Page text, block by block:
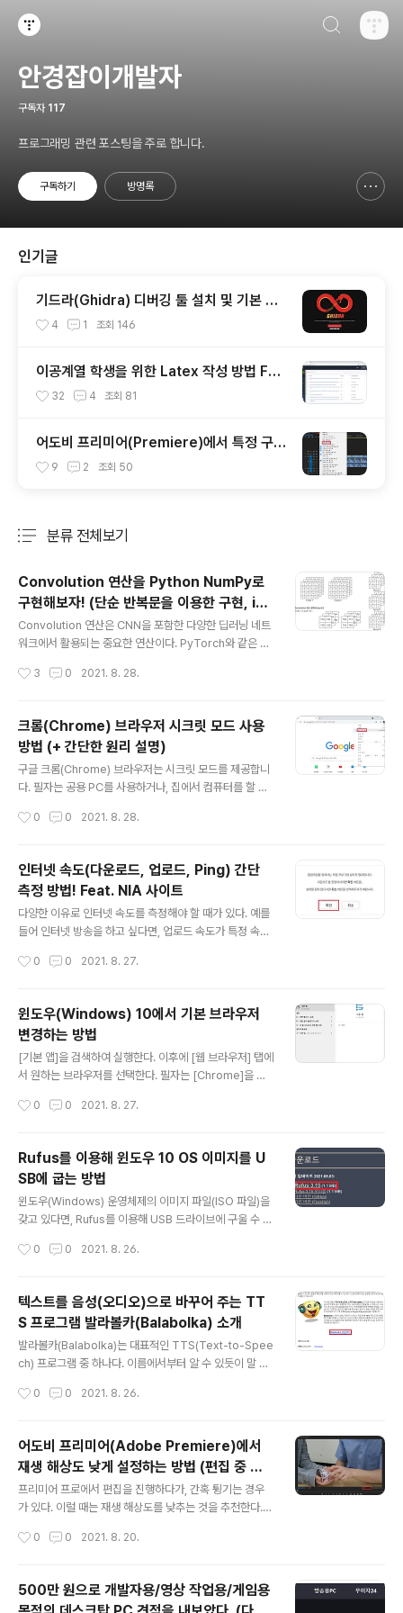
안경잡이개발자
구독자 117
프로그래밍 관련 포스팅을 주로 합니다.
구독하기 방명록
인기글
기드라(Ghidra) 디버깅 툴 설치 및 기본 사
용 방법
4 1 조회 146
이공계열 학생을 위한 Latex 작성 방법 Fea
t. Overleaf
32 4 조회 81
어도비 프리미어(Premiere)에서 특정 구간
(범위)만 내보내기(출력)하는 방법
9 2 조회 50
분류 전체보기
Convolution 연산을 Python NumPy로
구현해보자! (단순 반복문을 이용한 구현, im
2col을 이용한 구현)
Convolution 연산은 CNN을 포함한 다양한 딥러닝 네트
워크에서 활용되는 중요한 연산이다. PyTorch와 같은 딥
제공하고 있다. 이러한 Convolution 연산에 대해 더욱 자
산을 Python NumPy만을 이용해 구현해보도록 하겠다.
예를 들어 입력 차원이 (배치 크기, 채널 크기, 높이, 너비)
= (2, 3, 5, 5)인 예시를 확인해 보자. 이때 3 X 3짜리 커
널을 3개 사용하여 stride = 2, padding = 0 설정으로
Convolution 연산을 수행하면 그 결과는 다음과 같다. 수
_h, o..
3 0 2021. 8. 28.
크롬(Chrome) 브라우저 시크릿 모드 사용
방법 (+ 간단한 원리 설명)
구글 크롬(Chrome) 브라우저는 시크릿 모드를 제공합니
다. 필자는 공용 PC를 사용하거나, 집에서 컴퓨터를 할 때
드를 사용합니다. 시크릿 모드는 크롬(Chrome) 브라우저
드가 실행되면 다음과 같은 화면이 등장합니다. 스크릿 모
드를 이용하면 방문 기록, 쿠키 및 사이트 데이터, 양식에
입력한 정보가 저장되지 않습니다. 다시 말해 이러한 정보
가 현재 사용하고 있는 기기(컴퓨터)에 저장되지 않습니다.
가 어디에 접속했는지 알 수 없는 것입니다. (참고로 일반적
0 0 2021. 8. 28.
인터넷 속도(다운로드, 업로드, Ping) 간단
측정 방법! Feat. NIA 사이트
다양한 이유로 인터넷 속도를 측정해야 할 때가 있다. 예를
들어 인터넷 방송을 하고 싶다면, 업로드 속도가 특정 속도
는 방법에 대해 알고 있으면 좋다. 이때 간단하게 사용할 수
비스가 있다. 아주 간단하게 사용해 볼 수 있다. ▶ NIA 인
터넷 속도 측정: https://speed.nia.or.kr/index.asp 한
국정보화진흥원 - 인터넷 품질측정 시스템 speed.nia.o
r.kr 웹 사이트에 접속한 뒤에는 필요한 프로그램을 다운로
드한다. 이후에 다음과 같이 기본 설정 그대로 설치를 진행
간을 요구했다. 결과적으로 다음과 같이..
0 0 2021. 8. 27.
윈도우(Windows) 10에서 기본 브라우저
변경하는 방법
[기본 앱]을 검색하여 실행한다. 이후에 [웹 브라우저] 탭에
서 원하는 브라우저를 선택한다. 필자는 [Chrome]을 선
0 0 2021. 8. 27.
Rufus를 이용해 윈도우 10 OS 이미지를 U
SB에 굽는 방법
윈도우(Windows) 운영체제의 이미지 파일(ISO 파일)을
갖고 있다면, Rufus를 이용해 USB 드라이브에 구울 수 있
드할 수 있다. 공식 웹 사이트는 주소는 다음과 같다. ▶ Ru
(Download, New Releases) rufus.ie 접속 이후에는
[Rufus 3.15] 다운로드 버튼을 눌러 다운로드를 진행한
다. 다운로드 이후에는 Rufus 프로그램을 실행한다. 이후
에 다음과 같이 Windows 운영체제 ISO 파일을 [선택]한
다. 이후에 파티션 방식 및 UEFI 여부를 선택할 수 있는데,
0 0 2021. 8. 26.
텍스트를 음성(오디오)으로 바꾸어 주는 TT
S 프로그램 발라볼카(Balabolka) 소개
발라볼카(Balabolka)는 대표적인 TTS(Text-to-Spee
ch) 프로그램 중 하나다. 이름에서부터 알 수 있듯이 말 그
트웨어다. 이러한 Balabolka는 프리웨어(freeware)이
olka 다운로드: http://www.cross-plus-a.com/kr/b
alabolka.htm Balabolka Balabolka는 텍스트 음성 변
환(Text-To-Speech, TTS) 프로그램입니다. 당신의
시스템에 설치된 모든 컴퓨터 목소리는 Balabolka로 이
0 0 2021. 8. 26.
어도비 프리미어(Adobe Premiere)에서
재생 해상도 낮게 설정하는 방법 (편집 중 튕
김 방지)
프리미어 프로에서 편집을 진행하다가, 간혹 튕기는 경우
가 있다. 이럴 때는 재생 해상도를 낮추는 것을 추천한다.
선택] 탭을 누를 수 있다. 여기에서 재생 해상도를 설정할
기 위해 [1/4]로 설정하는 것을 추천한다. 어차피 동영상
[내보내기] 이후에 고화질로 동영상을 볼 수 있기 때문에,
0 0 2021. 8. 20.
500만 원으로 개발자용/영상 작업용/게임용